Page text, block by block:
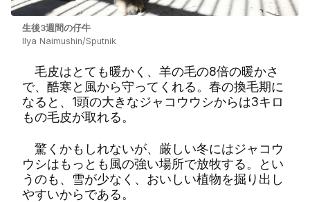
生後3週間の仔牛
Ilya Naimushin/Sputnik
毛皮はとても暖かく、羊の毛の8倍の暖かさ
で、酷寒と風から守ってくれる。春の換毛期に
なると、1頭の大きなジャコウウシからは3キロ
もの毛皮が取れる。
驚くかもしれないが、厳しい冬にはジャコウ
ウシはもっとも風の強い場所で放牧する。とい
うのも、雪が少なく、おいしい植物を掘り出し
やすいからである。